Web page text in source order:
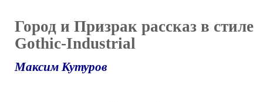
Город и Призрак рассказ в стиле
Gothic-Industrial
Максим Кутуров